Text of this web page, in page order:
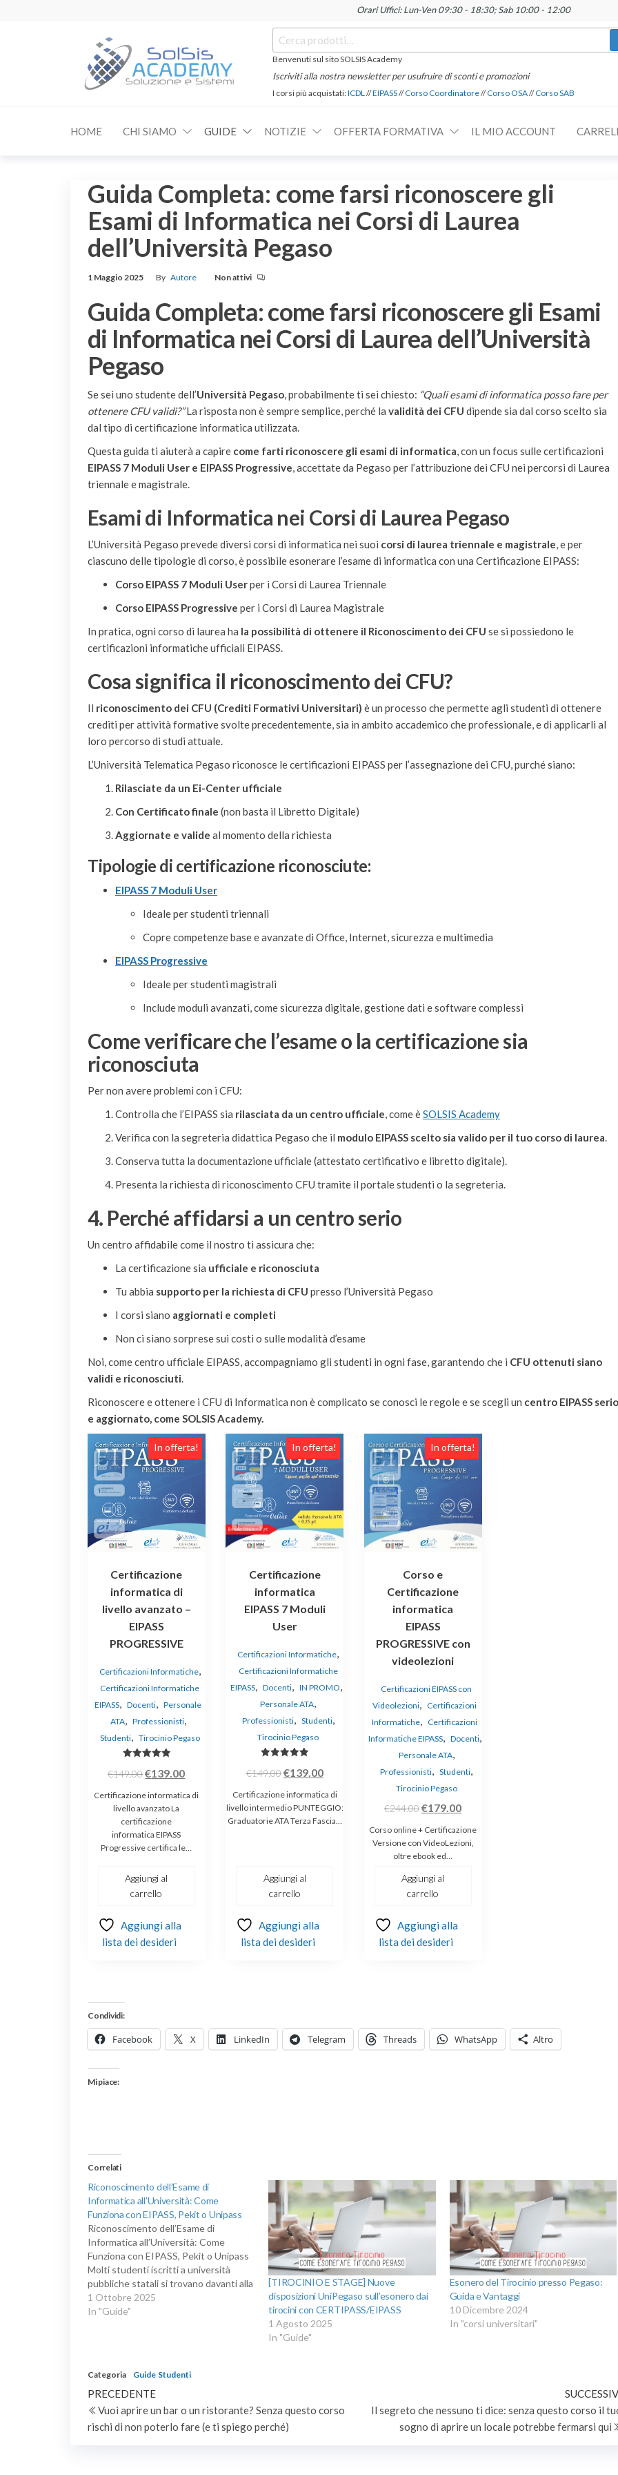
Orari Uffici: Lun-Ven 09:30 - 18:30; Sab 10:00 - 12:00
e
Cerca:
Benvenuti sul sito SOLSIS Academy
Iscriviti alla nostra newsletter per usufruire di sconti e promozioni
I corsi più acquistati:ICDL//EIPASS//Corso Coordinatore//Corso OSA//Corso SAB
HOME CHI SIAMO GUIDE NOTIZIE OFFERTA FORMATIVA IL MIO ACCOUNT
Guida Completa: come farsi riconoscere gli
Esami di Informatica nei Corsi di Laurea
dell’Università Pegaso
1 Maggio 2025 By Autore Non attivi
Guida Completa: come farsi riconoscere gli Esami
di Informatica nei Corsi di Laurea dell’Università
Pegaso
Se sei uno studente dell’Università Pegaso, probabilmente ti sei chiesto: “Quali esami di informatica posso fare per
ottenere CFU validi?”La risposta non è sempre semplice, perché la validità dei CFU dipende sia dal corso scelto sia
dal tipo di certificazione informatica utilizzata.
Questa guida ti aiuterà a capire come farti riconoscere gli esami di informatica, con un focus sulle certificazioni
EIPASS 7 Moduli User e EIPASS Progressive, accettate da Pegaso per l’attribuzione dei CFU nei percorsi di Laurea
triennale e magistrale.
Esami di Informatica nei Corsi di Laurea Pegaso
L’Università Pegaso prevede diversi corsi di informatica nei suoi corsi di laurea triennale e magistrale, e per
ciascuno delle tipologie di corso, è possibile esonerare l’esame di informatica con una Certificazione EIPASS:
Corso EIPASS 7 Moduli Userper i Corsi di Laurea Triennale
Corso EIPASS Progressive per i Corsi di Laurea Magistrale
In pratica, ogni corso di laurea ha la possibilità di ottenere il Riconoscimento dei CFU se si possiedono le
certificazioni informatiche ufficiali EIPASS.
Cosa significa il riconoscimento dei CFU?
Il riconoscimento dei CFU (Crediti Formativi Universitari) è un processo che permette agli studenti di ottenere
crediti per attività formative svolte precedentemente, sia in ambito accademico che professionale, e di applicarli al
loro percorso di studi attuale.
L’Università Telematica Pegaso riconosce le certificazioni EIPASS per l’assegnazione dei CFU, purché siano:
Rilasciate da un Ei-Center ufficiale
Con Certificato finale (non basta il Libretto Digitale)
Aggiornate e valide al momento della richiesta
Tipologie di certificazione riconosciute:
EIPASS 7 Moduli User
Ideale per studenti triennali
Copre competenze base e avanzate di Office, Internet, sicurezza e multimedia
EIPASS Progressive
Ideale per studenti magistrali
Include moduli avanzati, come sicurezza digitale, gestione dati e software complessi
Come verificare che l’esame o la certificazione sia
riconosciuta
Per non avere problemi con i CFU:
Controlla che l’EIPASS sia rilasciata da un centro ufficiale, come èSOLSIS Academy
Verifica con la segreteria didattica Pegaso che il modulo EIPASS scelto sia valido per il tuo corso di laurea.
Conserva tutta la documentazione ufficiale (attestato certificativo e libretto digitale).
Presenta la richiesta di riconoscimento CFU tramite il portale studenti o la segreteria.
4. Perché affidarsi a un centro serio
Un centro affidabile come il nostro ti assicura che:
La certificazione sia ufficiale e riconosciuta
Tu abbia supporto per la richiesta di CFU presso l’Università Pegaso
I corsi siano aggiornati e completi
Non ci siano sorprese sui costi o sulle modalità d’esame
Noi, come centro ufficiale EIPASS, accompagniamo gli studenti in ogni fase, garantendo che i CFU ottenuti siano
validi e riconosciuti.
Riconoscere e ottenere i CFU di Informatica non è complicato se conosci le regole e se scegli un centro EIPASS serio
e aggiornato, come SOLSIS Academy.
In offerta!
Certificazione
informatica di
livello avanzato –
EIPASS
PROGRESSIVE
Certificazioni Informatiche,
Certificazioni Informatiche
EIPASS, Docenti, Personale
ATA, Professionisti,
Studenti, Tirocinio Pegaso
5.00
€149.00Il
prezzo
originale
era:
€149.00.
€139.00Il
prezzo
Certificazione informatica di
livello avanzato La
certificazione
informatica EIPASS
Progressive certifica le…
Aggiungi al
carrello
Aggiungi alla
lista dei desideri
In offerta!
Certificazione
informatica
EIPASS 7 Moduli
User
Certificazioni Informatiche,
Certificazioni Informatiche
EIPASS, Docenti, IN PROMO,
Personale ATA,
Professionisti, Studenti,
Tirocinio Pegaso
5.00
€149.00Il
prezzo
originale
era:
€139.00Il
prezzo
attuale
è:
Certificazione informatica di
livello intermedio PUNTEGGIO:
Graduatorie ATA Terza Fascia…
Aggiungi al
carrello
Aggiungi alla
lista dei desideri
In offerta!
Corso e
Certificazione
informatica
EIPASS
PROGRESSIVE con
videolezioni
Certificazioni EIPASS con
Videolezioni, Certificazioni
Informatiche, Certificazioni
Informatiche EIPASS, Docenti,
Personale ATA,
Professionisti, Studenti,
Tirocinio Pegaso
€244.00Il
prezzo
originale
era:
€244.00.
€179.00Il
prezzo
attuale
Corso online + Certificazione
Versione con VideoLezioni,
oltre ebook ed…
Aggiungi al
carrello
Aggiungi alla
lista dei desideri
Condividi:
Facebook X LinkedIn Telegram Threads WhatsApp Altro
Mi piace:
Correlati
Riconoscimento dell’Esame di
Informatica all’Università: Come
Funziona con EIPASS, Pekit o Unipass
Riconoscimento dell’Esame di
Informatica all’Università: Come
Funziona con EIPASS, Pekit o Unipass
Molti studenti iscritti a università
pubbliche statali si trovano davanti alla
stessa domanda: “Come posso
ottenere i crediti dell’esame di
1 Ottobre 2025
In "Guide"
[TIROCINIO E STAGE] Nuove
disposizioni UniPegaso sull’esonero dai
tirocini con CERTIPASS/EIPASS
1 Agosto 2025
In "Guide"
Esonero del Tirocinio presso Pegaso:
Guida e Vantaggi
10 Dicembre 2024
In "corsi universitari"
Categoria Guide Studenti
Navigazione
articoli
Articolo
precedente
PRECEDENTE
Vuoi aprire un bar o un ristorante? Senza questo corso
rischi di non poterlo fare (e ti spiego perché)
Il segreto che nessuno ti dice: senza questo corso il
sogno di aprire un locale potrebbe fermarsi qui